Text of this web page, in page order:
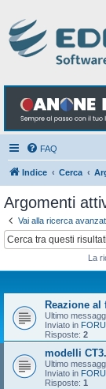
FAQ
Indice Cerca
Argomenti
Vai alla ricerca
La
Reazione
Ultimo
Inviato in
Risposte: 2
modelli
Ultimo
Inviato in
Risposte: 1